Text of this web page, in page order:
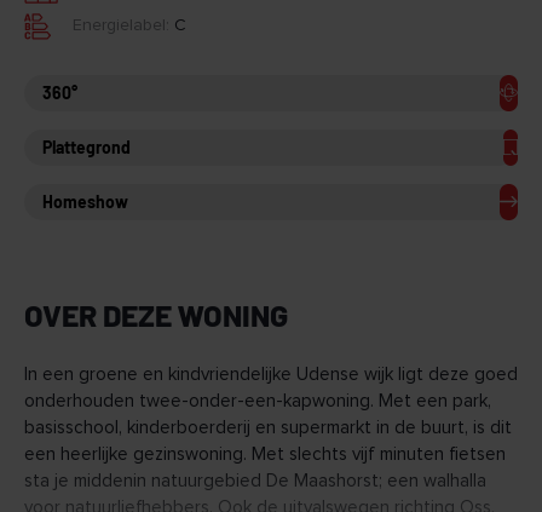
Energielabel: C
360°
Plattegrond
Homeshow
OVER DEZE WONING
In een groene en kindvriendelijke Udense wijk ligt deze goed
onderhouden twee-onder-een-kapwoning. Met een park,
basisschool, kinderboerderij en supermarkt in de buurt, is dit
een heerlijke gezinswoning. Met slechts vijf minuten fietsen
sta je middenin natuurgebied De Maashorst; een walhalla
voor natuurliefhebbers. Ook de uitvalswegen richting Oss,